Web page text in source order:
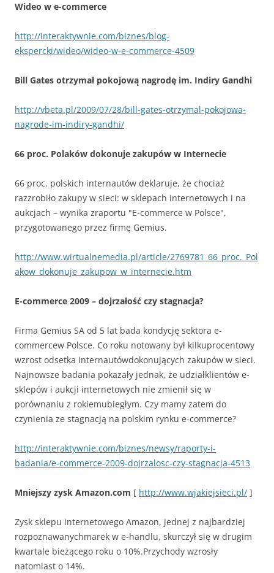
Wideo w e-commerce
http://interaktywnie.com/biznes/blog-
ekspercki/wideo/wideo-w-e-commerce-4509
Bill Gates otrzymał pokojową nagrodę im. Indiry Gandhi
http://vbeta.pl/2009/07/28/bill-gates-otrzymal-pokojowa-
nagrode-im-indiry-gandhi/
66 proc. Polaków dokonuje zakupów w Internecie
66 proc. polskich internautów deklaruje, że chociaż
razzrobiło zakupy w sieci: w sklepach internetowych i na
aukcjach – wynika zraportu "E-commerce w Polsce",
przygotowanego przez firmę Gemius.
http://www.wirtualnemedia.pl/article/2769781_66_proc._Pol
akow_dokonuje_zakupow_w_internecie.htm
E-commerce 2009 – dojrzałość czy stagnacja?
Firma Gemius SA od 5 lat bada kondycję sektora e-
commercew Polsce. Co roku notowany był kilkuprocentowy
wzrost odsetka internautówdokonujących zakupów w sieci.
Najnowsze badania pokazały jednak, że udziałklientów e-
sklepów i aukcji internetowych nie zmienił się w
porównaniu z rokiemubiegłym. Czy mamy zatem do
czynienia ze stagnacją na polskim rynku e-commerce?
http://interaktywnie.com/biznes/newsy/raporty-i-
badania/e-commerce-2009-dojrzalosc-czy-stagnacja-4513
Mniejszy zysk Amazon.com [ http://www.wjakiejsieci.pl/ ]
Zysk sklepu internetowego Amazon, jednej z najbardziej
rozpoznawanychmarek w e-handlu, skurczył się w drugim
kwartale bieżącego roku o 10%.Przychody wzrosły
natomiast o 14%.